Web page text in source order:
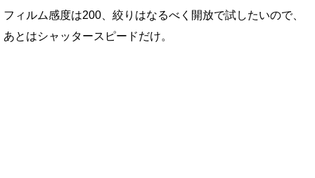
フィルム感度は200、絞りはなるべく開放で試したいので、
あとはシャッタースピードだけ。